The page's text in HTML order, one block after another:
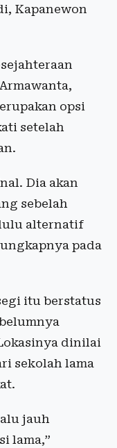
Kapanewon
opsi
setelah
Dia akan
sebelah
alternatif
pada
itu berstatus
dinilai
sekolah lama
jauh
lama,”